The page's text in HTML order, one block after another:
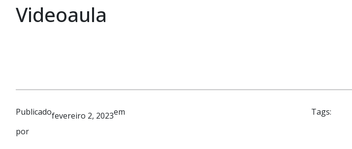
Videoaula
Publicadofevereiro 2, 2023em
por
Tags: